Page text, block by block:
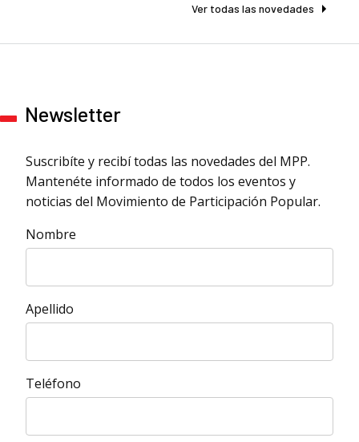
Ver todas las novedades
Newsletter
Suscribíte y recibí todas las novedades del MPP.
Mantenéte informado de todos los eventos y
noticias del Movimiento de Participación Popular.
Nombre
Apellido
Teléfono